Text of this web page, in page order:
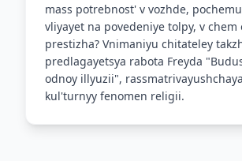
mass potrebnost' v vozhde,
vliyayet na povedeniye tolpy, v chem
prestizha? Vnimaniyu chitateley
predlagayetsya rabota Freyda
odnoy illyuzii",
kul'turnyy fenomen religii.